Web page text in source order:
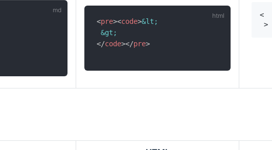
<pre><code>&lt;
&gt;
</code></pre>